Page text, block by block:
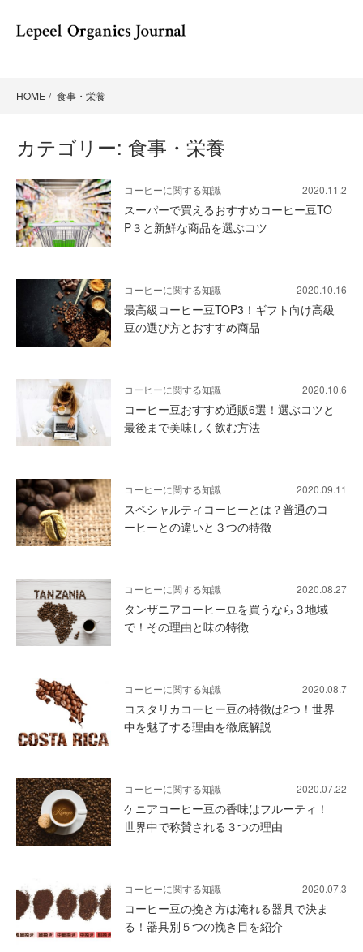
HOME 食事・栄養
カテゴリー: 食事・栄養
コーヒーに関する知識 2020.11.2
スーパーで買えるおすすめコーヒー豆TO
P３と新鮮な商品を選ぶコツ
コーヒーに関する知識 2020.10.16
最高級コーヒー豆TOP3！ギフト向け高級
豆の選び方とおすすめ商品
コーヒーに関する知識 2020.10.6
コーヒー豆おすすめ通販6選！選ぶコツと
最後まで美味しく飲む方法
コーヒーに関する知識 2020.09.11
スペシャルティコーヒーとは？普通のコ
ーヒーとの違いと３つの特徴
コーヒーに関する知識 2020.08.27
タンザニアコーヒー豆を買うなら３地域
で！その理由と味の特徴
コーヒーに関する知識 2020.08.7
コスタリカコーヒー豆の特徴は2つ！世界
中を魅了する理由を徹底解説
コーヒーに関する知識 2020.07.22
ケニアコーヒー豆の香味はフルーティ！
世界中で称賛される３つの理由
コーヒーに関する知識 2020.07.3
コーヒー豆の挽き方は淹れる器具で決ま
る！器具別５つの挽き目を紹介